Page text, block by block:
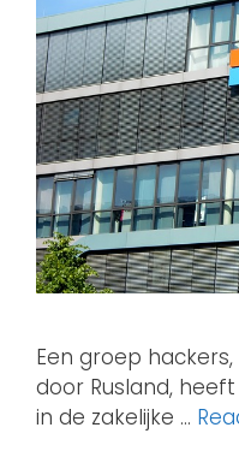
Een groep
door Rusland,
in de zakelijke …